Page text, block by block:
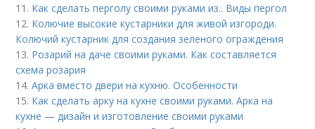
11. Как сделать перголу своими руками из.. Виды пергол
12. Колючие высокие кустарники для живой изгороди.
Колючий кустарник для создания зеленого ограждения
13. Розарий на даче своими руками. Как составляется
схема розария
14.Арка вместо двери на кухню. Особенности
15. Как сделать арку на кухне своими руками. Арка на
кухне — дизайн и изготовление своими руками